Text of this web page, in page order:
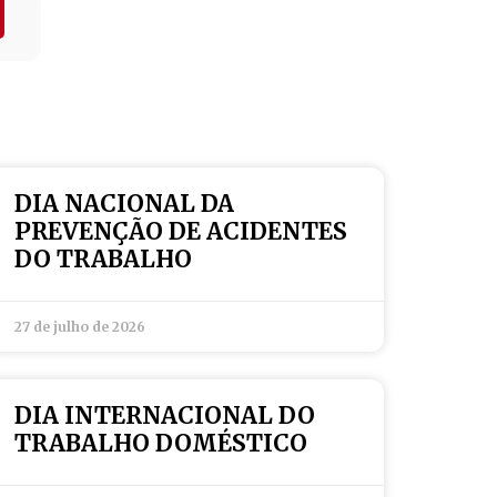
DIA NACIONAL DA
PREVENÇÃO DE ACIDENTES
DO TRABALHO
27 de julho de 2026
DIA INTERNACIONAL DO
TRABALHO DOMÉSTICO